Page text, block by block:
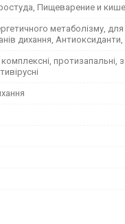
Пищеварение и
метаболізму, для
дихання, Антиоксиданти,
протизапальні,